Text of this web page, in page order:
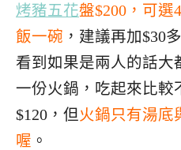
烤豬五花盤$200，可選
飯一碗 ，建議再加$30
看到如果是兩人的話大
一份火鍋，吃起來比較
$120，但火鍋只有湯底
喔 。